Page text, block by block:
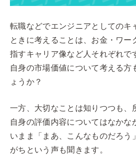
転職などでエンジニアとしてのキ
ときに考えることは、お金・ワー
指すキャリア像など人それぞれで
自身の市場価値について考える方
ょうか？
一方、大切なことは知りつつも、
自身の評価内容についてはなかな
いまま「まあ、こんなものだろう
がちという声も聞きます。